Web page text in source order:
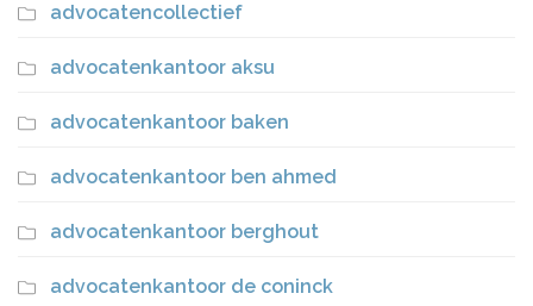
advocatencollectief
advocatenkantoor aksu
advocatenkantoor baken
advocatenkantoor ben ahmed
advocatenkantoor berghout
advocatenkantoor de coninck